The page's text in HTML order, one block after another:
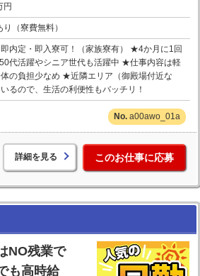
円
（寮費無料）
内定・即入寮可！（家族寮有） ★4か月に1回
代活躍やシニア世代も活躍中 ★仕事内容は軽
の負担少なめ ★近隣エリア（御殿場付近な
るので、生活の利便性もバッチリ！
a00awo_01a
詳細を見る このお仕事に応募
NO残業で
も高時給